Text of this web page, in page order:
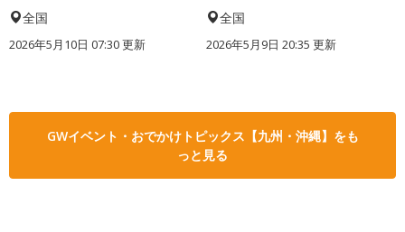
全国
2026年5月10日 07:30 更新
全国
2026年5月9日 20:35 更新
GWイベント・おでかけトピックス【九州・沖縄】をも
っと見る